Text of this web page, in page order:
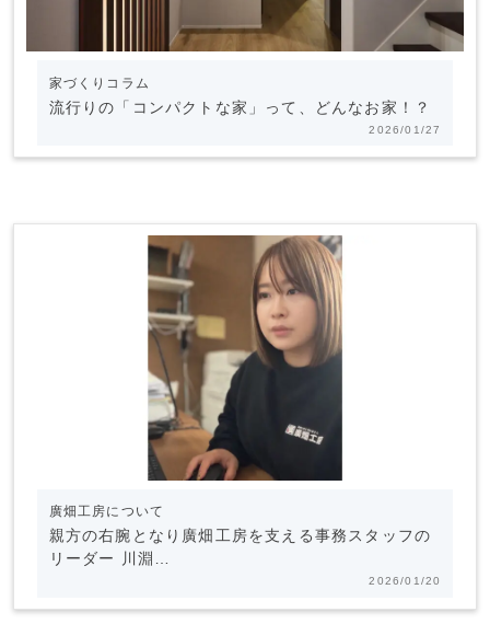
流行りの「コンパクトな家」って、どんなお家！？
家づくりコラム
2026/01/27
親方の右腕となり廣畑工房を支える事務スタッフの
リーダー 川淵…
廣畑工房について
2026/01/20